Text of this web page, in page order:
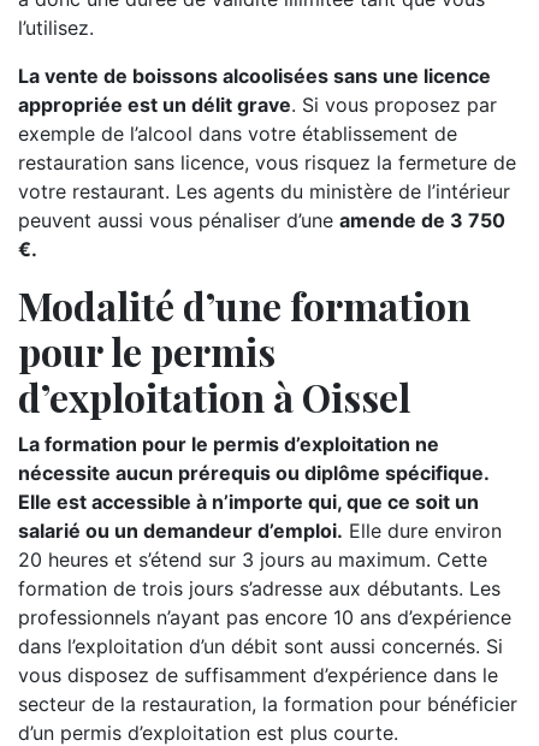
l’utilisez.
La vente de boissons alcoolisées sans une licence
appropriée est un délit grave. Si vous proposez par
exemple de l’alcool dans votre établissement de
restauration sans licence, vous risquez la fermeture de
votre restaurant. Les agents du ministère de l’intérieur
peuvent aussi vous pénaliser d’une amende de 3 750
€.
Modalité d’une formation
pour le permis
d’exploitation à Oissel
La formation pour le permis d’exploitation ne
nécessite aucun prérequis ou diplôme spécifique.
Elle est accessible à n’importe qui, que ce soit un
salarié ou un demandeur d’emploi. Elle dure environ
20 heures et s’étend sur 3 jours au maximum. Cette
formation de trois jours s’adresse aux débutants. Les
professionnels n’ayant pas encore 10 ans d’expérience
dans l’exploitation d’un débit sont aussi concernés. Si
vous disposez de suffisamment d’expérience dans le
secteur de la restauration, la formation pour bénéficier
d’un permis d’exploitation est plus courte.